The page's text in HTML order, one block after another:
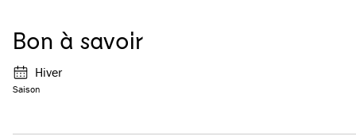
Bon à savoir
Saison
Hiver